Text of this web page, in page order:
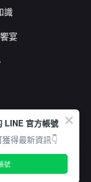
識
宴
LINE 官方帳號
得最新資訊👇
號